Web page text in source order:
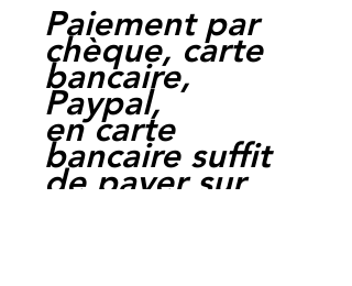
Paiement par
chèque, carte
bancaire,
Paypal,
en carte
bancaire suffit
de payer sur